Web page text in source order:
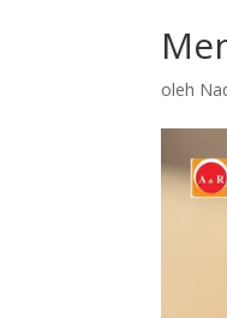
oleh